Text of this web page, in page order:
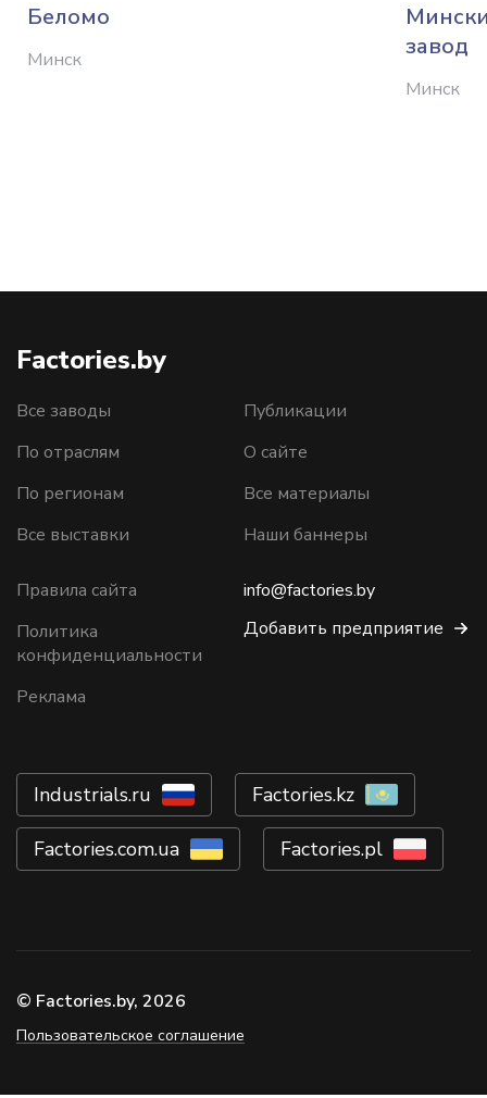
Беломо
Минск
завод
Минск
Factories.by
Все заводы
По отраслям
По регионам
Все выставки
Публикации
О сайте
Все материалы
Наши баннеры
Правила сайта
Политика
конфиденциальности
Реклама
info@factories.by
Добавить предприятие
Industrials.ru Factories.kz
Factories.com.ua Factories.pl
© Factories.by, 2026
Пользовательское соглашение